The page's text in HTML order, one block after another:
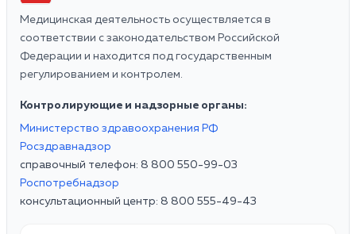
Медицинская деятельность осуществляется в
соответствии с законодательством Российской
Федерации и находится под государственным
регулированием и контролем.
Контролирующие и надзорные органы:
Министерство здравоохранения РФ
Росздравнадзор
справочный телефон: 8 800 550-99-03
Роспотребнадзор
консультационный центр: 8 800 555-49-43